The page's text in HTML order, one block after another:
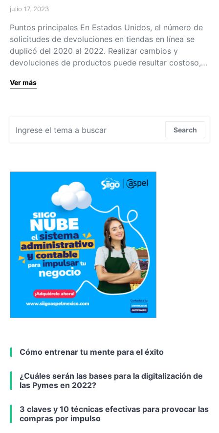
julio 17, 2023
Puntos principales En Estados Unidos, el número de
solicitudes de devoluciones en tiendas en línea se
duplicó del 2020 al 2022. Realizar cambios y
devoluciones de productos puede resultar costoso,…
Ver más
Search
Cómo entrenar tu mente para el éxito
¿Cuáles serán las bases para la digitalización de
las Pymes en 2022?
3 claves y 10 técnicas efectivas para provocar las
compras por impulso